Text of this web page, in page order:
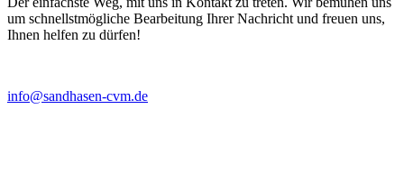
um schnellstmögliche Bearbeitung Ihrer Nachricht und freuen uns,
Ihnen helfen zu dürfen!
info@sandhasen-cvm.de